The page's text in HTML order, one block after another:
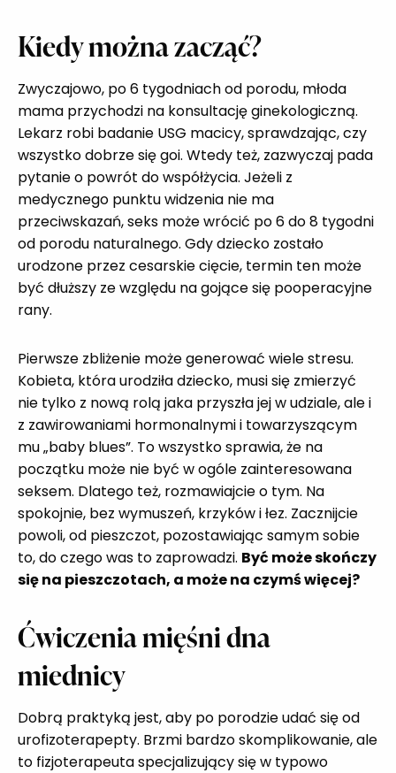
Kiedy można zacząć?
Zwyczajowo, po 6 tygodniach od porodu, młoda
mama przychodzi na konsultację ginekologiczną.
Lekarz robi badanie USG macicy, sprawdzając, czy
wszystko dobrze się goi. Wtedy też, zazwyczaj pada
pytanie o powrót do współżycia. Jeżeli z
medycznego punktu widzenia nie ma
przeciwskazań, seks może wrócić po 6 do 8 tygodni
od porodu naturalnego. Gdy dziecko zostało
urodzone przez cesarskie cięcie, termin ten może
być dłuższy ze względu na gojące się pooperacyjne
rany.
Pierwsze zbliżenie może generować wiele stresu.
Kobieta, która urodziła dziecko, musi się zmierzyć
nie tylko z nową rolą jaka przyszła jej w udziale, ale i
z zawirowaniami hormonalnymi i towarzyszącym
mu „baby blues”. To wszystko sprawia, że na
początku może nie być w ogóle zainteresowana
seksem. Dlatego też, rozmawiajcie o tym. Na
spokojnie, bez wymuszeń, krzyków i łez. Zacznijcie
powoli, od pieszczot, pozostawiając samym sobie
to, do czego was to zaprowadzi. Być może skończy
się na pieszczotach, a może na czymś więcej?
Ćwiczenia mięśni dna
miednicy
Dobrą praktyką jest, aby po porodzie udać się od
urofizoterapepty. Brzmi bardzo skomplikowanie, ale
to fizjoterapeuta specjalizujący się w typowo